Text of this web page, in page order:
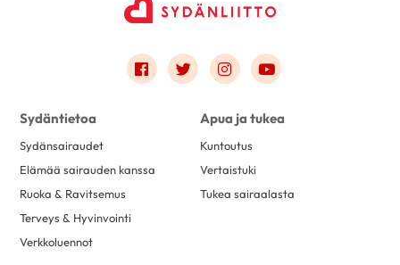
Link to facebook
Link to twitter
Link to instagram
Link to youtube
Sydäntietoa
Sydänsairaudet
Elämää sairauden kanssa
Ruoka & Ravitsemus
Terveys & Hyvinvointi
Verkkoluennot
Apua ja tukea
Kuntoutus
Vertaistuki
Tukea sairaalasta